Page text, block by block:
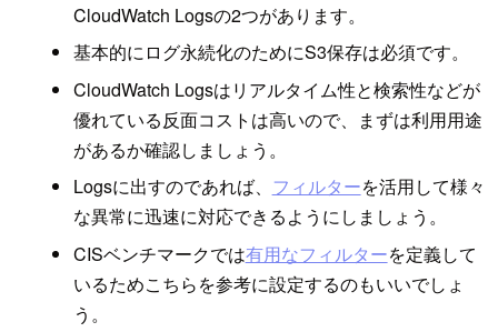
CloudWatch Logsの2つがあります。
基本的にログ永続化のためにS3保存は必須です。
CloudWatch Logsはリアルタイム性と検索性などが
優れている反面コストは高いので、まずは利用用途
があるか確認しましょう。
Logsに出すのであれば、 フィルターを活用して様々
な異常に迅速に対応できるようにしましょう。
CISベンチマークでは有用なフィルターを定義して
いるためこちらを参考に設定するのもいいでしょ
う。